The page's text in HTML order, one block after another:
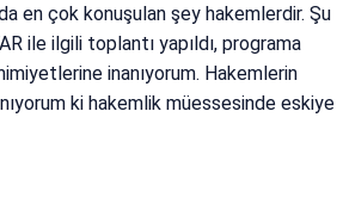
en çok konuşulan şey hakemlerdir. Şu
ile ilgili toplantı yapıldı, programa
inanıyorum. Hakemlerin
ki hakemlik müessesinde eskiye